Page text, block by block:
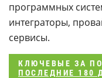
программных
интеграторы,
сервисы.
КЛЮЧЕВЫЕ ЗА
ПОСЛЕДНИЕ 180